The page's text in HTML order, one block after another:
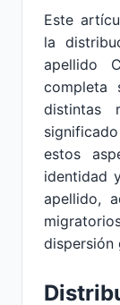
Este
la
apellido
completa
distintas
estos
identidad
apellido,
dispersión